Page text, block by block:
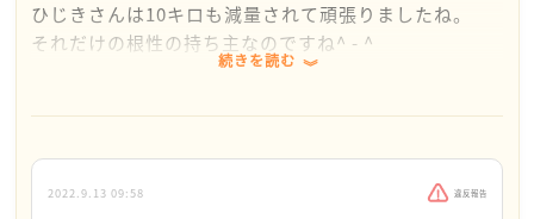
ひじきさんは10キロも減量されて頑張りましたね。
それだけの根性の持ち主なのですね^ - ^
私の体験を少しお話ししたいと思います。
続きを読む
2022.9.13 09:58 違反報告